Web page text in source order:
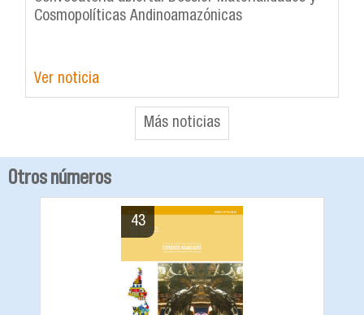
Cosmopolíticas Andinoamazónicas
Ver noticia
Más noticias
Otros números
43